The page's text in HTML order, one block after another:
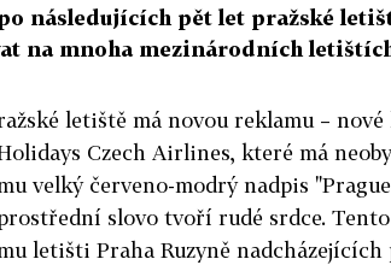
následujících pět let pražské
na mnoha mezinárodních
letiště má novou reklamu –
Czech Airlines, které má
velký červeno-modrý nadpis
slovo tvoří rudé srdce.
letišti Praha Ruzyně nadcházejících